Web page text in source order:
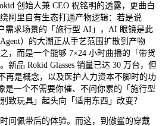
创始人兼 CEO 祝铭明的透露，更曲白
阿里自有生态打通产物逻辑：若是说
需求场景的「施行型 AI」，AI 眼镜是此
）的大潮正从手艺范围扩散到产物
，而是一个能够 7×24 小时曲播的「带货
新品 Rokid Glasses 销量已达 30 万台，但
再是概念，以及医护人力资本不脚时的功
是一个不需要你催、不问你累的「施行型
致玩具」起头向「适用东西」改变？
佩带后的体验。而这，到傲鲨的穿戴